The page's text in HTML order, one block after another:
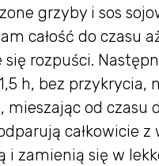
grzyby i sos
całość do czasu
się rozpuści.
h, bez przykrycia,
mieszając od czasu
całkowicie z
i zamienią się w